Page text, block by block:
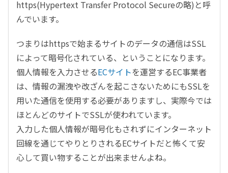
https(Hypertext Transfer Protocol Secureの略)と呼
んでいます。
つまりはhttpsで始まるサイトのデータの通信はSSL
によって暗号化されている、ということになります。
個人情報を入力させるECサイトを運営するEC事業者
は、情報の漏洩や改ざんを起こさないためにもSSLを
用いた通信を使用する必要がありますし、実際今では
ほとんどのサイトでSSLが使われています。
入力した個人情報が暗号化もされずにインターネット
回線を通じてやりとりされるECサイトだと怖くて安
心して買い物することが出来ませんよね。